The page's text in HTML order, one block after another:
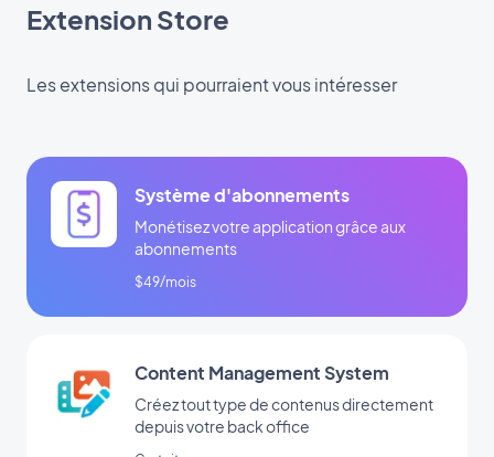
Extension Store
Les extensions qui pourraient vous intéresser
Système d'abonnements
Monétisez votre application grâce aux
abonnements
$49/mois
Content Management System
Créez tout type de contenus directement
depuis votre back office